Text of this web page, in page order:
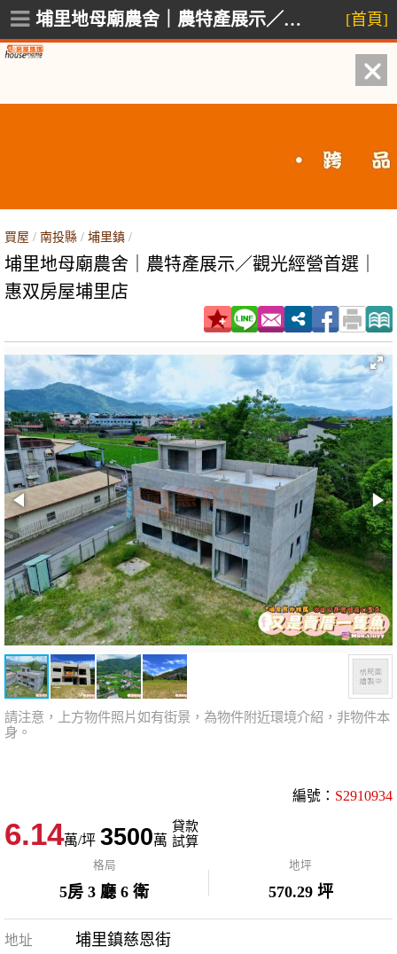
買屋 / 南投縣 / 埔里鎮 /
埔里地母廟農舍｜農特產展示／觀光經營首選｜
惠双房屋埔里店
請注意，上方物件照片如有街景，為物件附近環境介紹，非物件本
身。
編號： S2910934
6.14萬/坪 3500萬
貸款
試算
格局
5房 3 廳 6 衛
地坪
570.29 坪
地址 埔里鎮慈恩街
埔里地母廟農舍｜農特產展示／觀光經營首選｜惠双房屋埔里店,埔里鎮慈恩街 [首頁]